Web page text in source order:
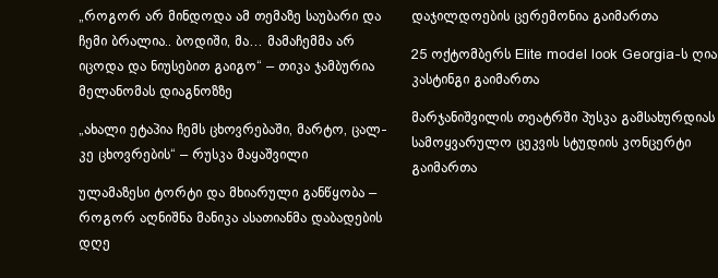
„როგორ არ მინდოდა ამ თემაზე საუბარი და
ჩემი ბრალია.. ბოდიში, მა… მამაჩემმა არ
იცოდა და ნიუსებით გაიგო“ – თიკა ჯამბურია
მელანომას დიაგნოზზე
„ახა­ლი ეტა­პია ჩემს ცხოვ­რე­ბა­ში, მარ­ტო, ცალ­
კე ცხოვ­რე­ბის“ – რუსკა მაყაშვილი
ულამაზესი ტორტი და მხიარული განწყობა –
როგორ აღნიშნა მანიკა ასათიანმა დაბადების
დღე
დაჯილდოების ცერემონია გაიმართა
25 ოქტომბერს Elite model look Georgia-ს ღია
კასტინგი გაიმართა
მარჯანიშვილის თეატრში პუსკა გამსახურდიას
სამოყვარულო ცეკვის სტუდიის კონცერტი
გაიმართა